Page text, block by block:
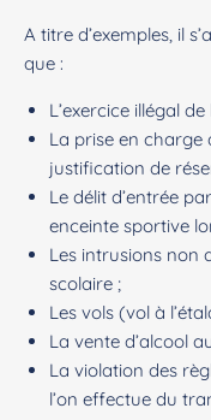
A titre d’exemples, il
que :
L’exercice illégal
La prise en charge
justification de
Le délit d’entrée
enceinte sportive
Les intrusions non
scolaire ;
Les vols (vol à
La vente d’alcool
La violation des
l’on effectue du